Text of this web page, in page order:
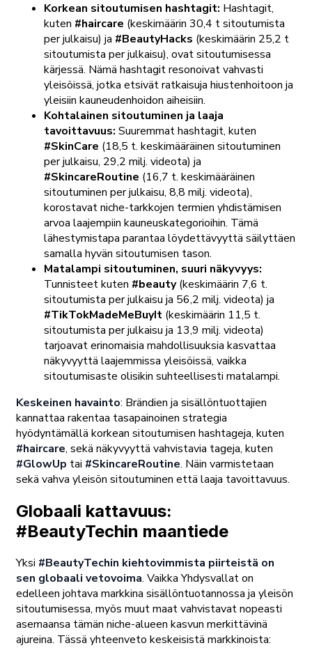
Korkean sitoutumisen hashtagit: Hashtagit,
kuten #haircare (keskimäärin 30,4 t sitoutumista
per julkaisu) ja #BeautyHacks (keskimäärin 25,2 t
sitoutumista per julkaisu), ovat sitoutumisessa
kärjessä. Nämä hashtagit resonoivat vahvasti
yleisöissä, jotka etsivät ratkaisuja hiustenhoitoon ja
yleisiin kauneudenhoidon aiheisiin.
Kohtalainen sitoutuminen ja laaja
tavoittavuus: Suuremmat hashtagit, kuten
#SkinCare (18,5 t. keskimääräinen sitoutuminen
per julkaisu, 29,2 milj. videota) ja
#SkincareRoutine (16,7 t. keskimääräinen
sitoutuminen per julkaisu, 8,8 milj. videota),
korostavat niche-tarkkojen termien yhdistämisen
arvoa laajempiin kauneuskategorioihin. Tämä
lähestymistapa parantaa löydettävyyttä säilyttäen
samalla hyvän sitoutumisen tason.
Matalampi sitoutuminen, suuri näkyvyys:
Tunnisteet kuten #beauty(keskimäärin 7,6 t.
sitoutumista per julkaisu ja 56,2 milj. videota) ja
#TikTokMadeMeBuyIt (keskimäärin 11,5 t.
sitoutumista per julkaisu ja 13,9 milj. videota)
tarjoavat erinomaisia mahdollisuuksia kasvattaa
näkyvyyttä laajemmissa yleisöissä, vaikka
sitoutumisaste olisikin suhteellisesti matalampi.
Keskeinen havainto: Brändien ja sisällöntuottajien
kannattaa rakentaa tasapainoinen strategia
hyödyntämällä korkean sitoutumisen hashtageja, kuten
#haircare, sekä näkyvyyttä vahvistavia tageja, kuten
#GlowUp tai #SkincareRoutine. Näin varmistetaan
sekä vahva yleisön sitoutuminen että laaja tavoittavuus.
Globaali kattavuus:
#BeautyTechin maantiede
Yksi #BeautyTechin kiehtovimmista piirteistä on
sen globaali vetovoima. Vaikka Yhdysvallat on
edelleen johtava markkina sisällöntuotannossa ja yleisön
sitoutumisessa, myös muut maat vahvistavat nopeasti
asemaansa tämän niche-alueen kasvun merkittävinä
ajureina. Tässä yhteenveto keskeisistä markkinoista: